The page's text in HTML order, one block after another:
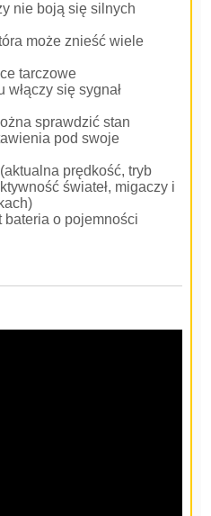
nie boją się silnych
może znieść wiele
tarczowe
się sygnał
sprawdzić stan
pod swoje
prędkość, tryb
świateł, migaczy i
o pojemności